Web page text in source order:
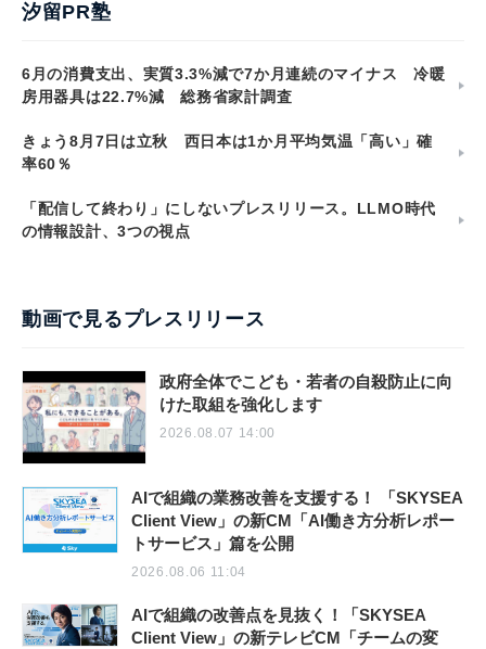
汐留PR塾
6月の消費支出、実質3.3%減で7か月連続のマイナス 冷暖
房用器具は22.7%減 総務省家計調査
きょう8月7日は立秋 西日本は1か月平均気温「高い」確
率60％
「配信して終わり」にしないプレスリリース。LLMO時代
の情報設計、3つの視点
動画で見るプレスリリース
政府全体でこども・若者の自殺防止に向
けた取組を強化します
2026.08.07 14:00
AIで組織の業務改善を支援する！ 「SKYSEA
Client View」の新CM「AI働き方分析レポー
トサービス」篇を公開
2026.08.06 11:04
AIで組織の改善点を見抜く！「SKYSEA
Client View」の新テレビCM「チームの変